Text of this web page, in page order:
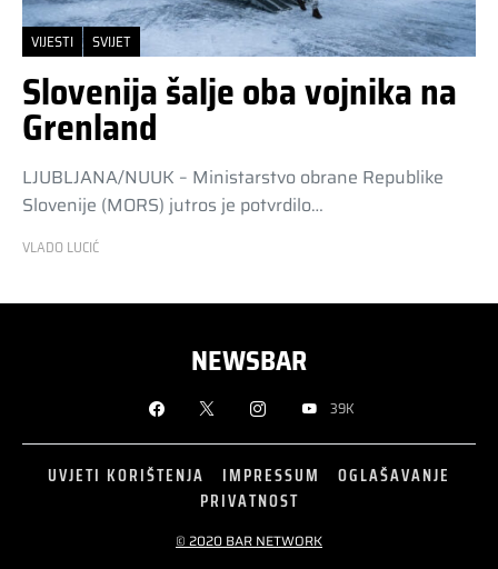
VIJESTI SVIJET
Slovenija šalje oba vojnika na
Grenland
LJUBLJANA/NUUK – Ministarstvo obrane Republike
Slovenije (MORS) jutros je potvrdilo…
VLADO LUCIĆ
NEWSBAR
39K
UVJETI KORIŠTENJA IMPRESSUM
OGLAŠAVANJE
PRIVATNOST
© 2020 BAR NETWORK